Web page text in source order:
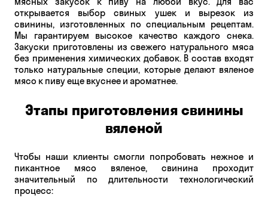
открывается выборсвиных ушеки вырезок из
свинины, изготовленных по специальным рецептам.
Мы гарантируем высокое качество каждого снека.
Закуски приготовлены из свежего натурального мяса
без применения химических добавок. В состав входят
только натуральные специи, которые делают вяленое
мясо к пиву еще вкуснее и ароматнее.
Этапы приготовления свинины
вяленой
Чтобы наши клиенты смогли попробовать нежное и
пикантное мясо вяленое, свинина проходит
значительный по длительности технологический
процесс: